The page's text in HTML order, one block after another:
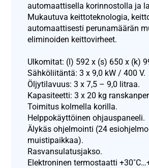
automaattisella korinnostolla ja
Mukautuva keittoteknologia,
automaattisesti perunamäärän
eliminoiden keittovirheet.
Ulkomitat: (l) 592 x (s) 650 x (k)
Sähköliitäntä: 3 x 9,0 kW / 400 V.
Öljytilavuus: 3 x 7,5 – 9,0 litraa.
Kapasiteetti: 3 x 20 kg
Toimitus kolmella korilla.
Helppokäyttöinen ohjauspaneeli.
Älykäs ohjelmointi (24
muistipaikkaa).
Rasvansulatusjakso.
Elektroninen termostaatti